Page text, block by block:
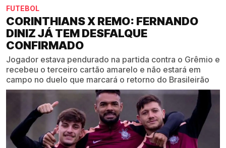
FUTEBOL
CORINTHIANS X REMO: FERNANDO
DINIZ JÁ TEM DESFALQUE
CONFIRMADO
Jogador estava pendurado na partida contra o Grêmio e
recebeu o terceiro cartão amarelo e não estará em
campo no duelo que marcará o retorno do Brasileirão